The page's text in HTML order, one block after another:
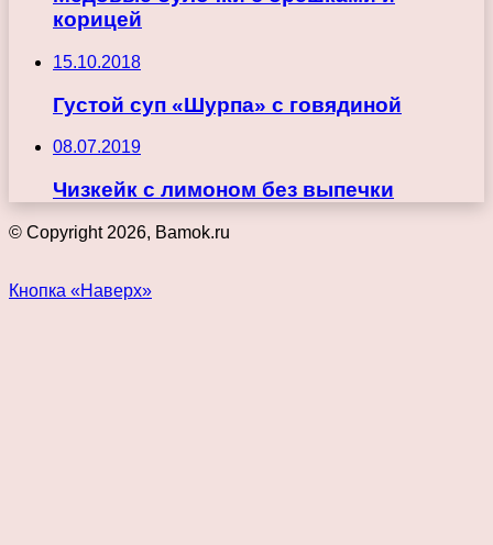
корицей
15.10.2018
Густой суп «Шурпа» с говядиной
08.07.2019
Чизкейк с лимоном без выпечки
© Copyright 2026, Bamok.ru
Кнопка «Наверх»